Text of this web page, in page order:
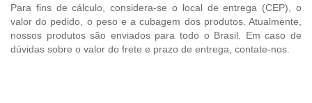
Para fins de cálculo, considera-se o local de entrega (CEP), o
valor do pedido, o peso e a cubagem dos produtos. Atualmente,
nossos produtos são enviados para todo o Brasil. Em caso de
dúvidas sobre o valor do frete e prazo de entrega, contate-nos.